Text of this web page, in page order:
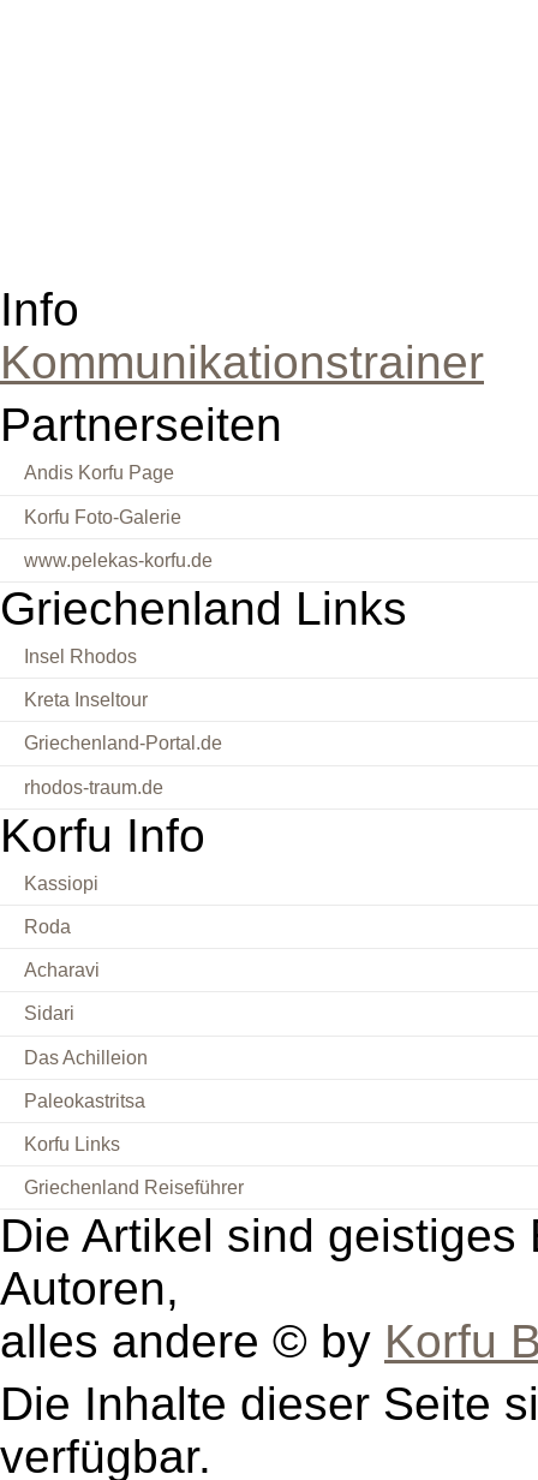
Info
Kommunikationstrainer
Partnerseiten
Andis Korfu Page
Korfu Foto-Galerie
www.pelekas-korfu.de
Griechenland Links
Insel Rhodos
Kreta Inseltour
Griechenland-Portal.de
rhodos-traum.de
Korfu Info
Kassiopi
Roda
Acharavi
Sidari
Das Achilleion
Paleokastritsa
Korfu Links
Griechenland Reiseführer
Die Artikel sind
Autoren,
alles andere © by Korfu
Die Inhalte dieser Seite
verfügbar.